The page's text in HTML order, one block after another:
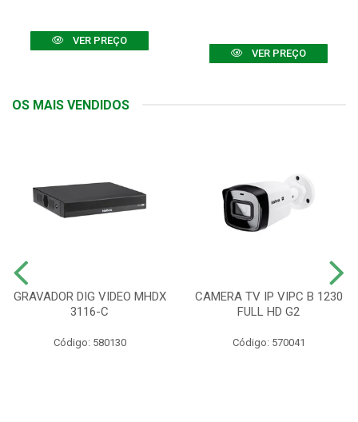
VER PREÇO
VER PREÇO
OS MAIS VENDIDOS
GRAVADOR DIG VIDEO MHDX
3116-C
Código: 580130
CAMERA TV IP VIPC B 1230
FULL HD G2
Código: 570041